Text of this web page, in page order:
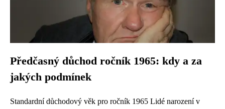
Předčasný důchod ročník 1965: kdy a za
jakých podmínek
Standardní důchodový věk pro ročník 1965 Lidé narození v